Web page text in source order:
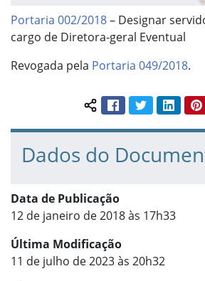
Portaria 002/2018– Designar
cargo de Diretora-geral Eventual
Revogada pela Portaria 049/2018.
Compartilhar
FacebookTwitter
Dados do
Data de Publicação
12 de janeiro de 2018 às 17h33
Última Modificação
11 de julho de 2023 às 20h32